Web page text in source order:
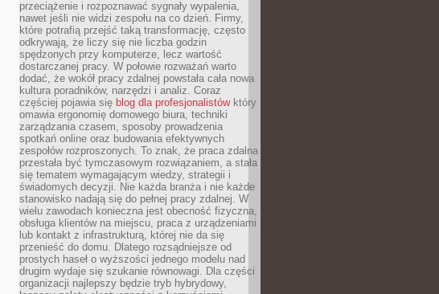
przeciążenie i rozpoznawać sygnały wypalenia,
nawet jeśli nie widzi zespołu na co dzień. Firmy,
które potrafią przejść taką transformację, często
odkrywają, że liczy się nie liczba godzin
spędzonych przy komputerze, lecz wartość
dostarczanej pracy. W połowie rozważań warto
dodać, że wokół pracy zdalnej powstała cała nowa
kultura poradników, narzędzi i analiz. Coraz
częściej pojawia się blog dla profesjonalistówktóry
omawia ergonomię domowego biura, techniki
zarządzania czasem, sposoby prowadzenia
spotkań online oraz budowania efektywnych
zespołów rozproszonych. To znak, że praca zdalna
przestała być tymczasowym rozwiązaniem, a stała
się tematem wymagającym wiedzy, strategii i
świadomych decyzji. Nie każda branża i nie każde
stanowisko nadają się do pełnej pracy zdalnej. W
wielu zawodach konieczna jest obecność fizyczna,
obsługa klientów na miejscu, praca z urządzeniami
lub kontakt z infrastrukturą, której nie da się
przenieść do domu. Dlatego rozsądniejsze od
prostych haseł o wyższości jednego modelu nad
drugim wydaje się szukanie równowagi. Dla części
organizacji najlepszy będzie tryb hybrydowy,